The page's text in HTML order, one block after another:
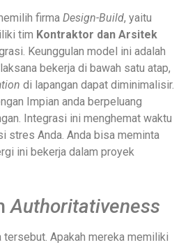
firma Design-Build, yaitu
tim Kontraktor dan Arsitek
Keunggulan model ini adalah
bekerja di bawah satu atap,
di lapangan dapat diminimalisir.
Impian anda berpeluang
Integrasi ini menghemat waktu
stres Anda. Anda bisa meminta
ini bekerja dalam proyek
Authoritativeness
tersebut. Apakah mereka memiliki